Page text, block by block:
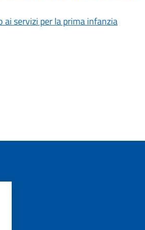
ai servizi per la prima infanzia